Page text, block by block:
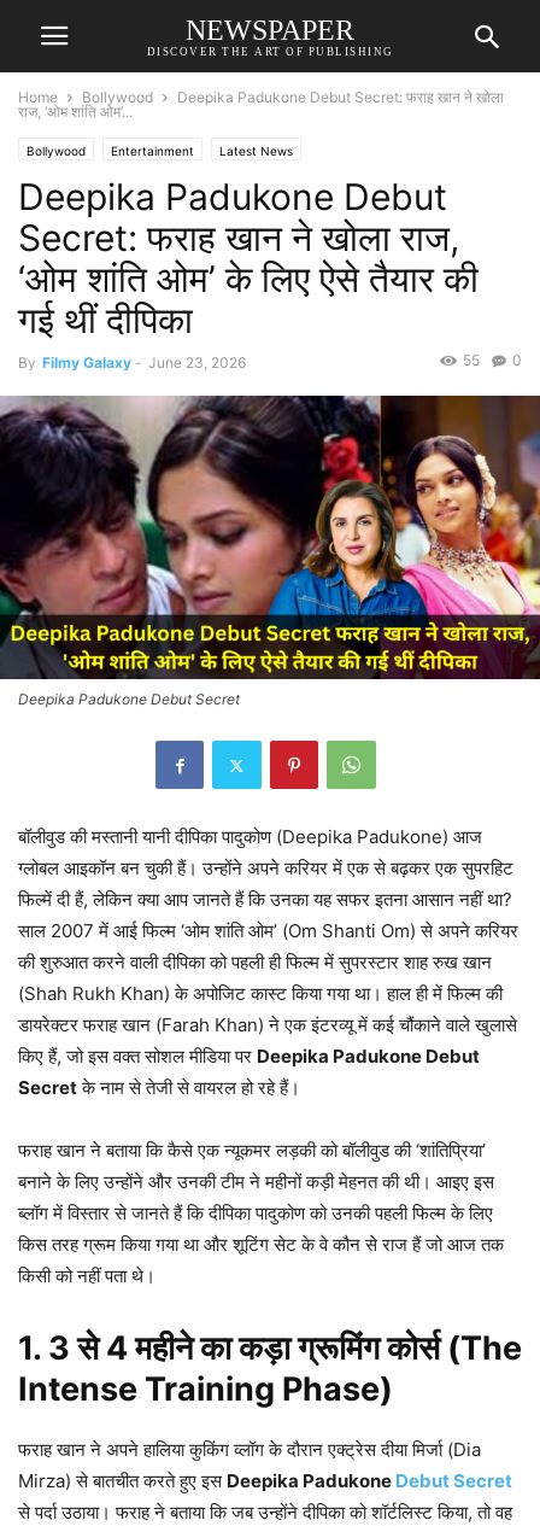
NEWSPAPER
DISCOVER THE ART OF PUBLISHING
Home Bollywood
Deepika Padukone Debut Secret: फराह खान ने खोला
राज, ‘ओम शांति ओम’...
Bollywood Entertainment Latest News
Deepika Padukone Debut
Secret: फराह खान ने खोला राज,
‘ओम शांति ओम’ के लिए ऐसे तैयार की
गई थीं दीपिका
By Filmy Galaxy - June 23, 2026 0
55
Deepika Padukone Debut Secret
बॉलीवुड की मस्तानी यानी दीपिका पादुकोण (Deepika Padukone) आज
ग्लोबल आइकॉन बन चुकी हैं। उन्होंने अपने करियर में एक से बढ़कर एक सुपरहिट
फिल्में दी हैं, लेकिन क्या आप जानते हैं कि उनका यह सफर इतना आसान नहीं था?
साल 2007 में आई फिल्म ‘ओम शांति ओम’ (Om Shanti Om) से अपने करियर
की शुरुआत करने वाली दीपिका को पहली ही फिल्म में सुपरस्टार शाह रुख खान
(Shah Rukh Khan) के अपोजिट कास्ट किया गया था। हाल ही में फिल्म की
डायरेक्टर फराह खान (Farah Khan) ने एक इंटरव्यू में कई चौंकाने वाले खुलासे
किए हैं, जो इस वक्त सोशल मीडिया पर Deepika Padukone Debut
Secretके नाम से तेजी से वायरल हो रहे हैं।
फराह खान ने बताया कि कैसे एक न्यूकमर लड़की को बॉलीवुड की ‘शांतिप्रिया’
बनाने के लिए उन्होंने और उनकी टीम ने महीनों कड़ी मेहनत की थी। आइए इस
ब्लॉग में विस्तार से जानते हैं कि दीपिका पादुकोण को उनकी पहली फिल्म के लिए
किस तरह ग्रूम किया गया था और शूटिंग सेट के वे कौन से राज हैं जो आज तक
किसी को नहीं पता थे।
1. 3 से 4 महीने का कड़ा ग्रूमिंग कोर्स (The
Intense Training Phase)
फराह खान ने अपने हालिया कुकिंग व्लॉग के दौरान एक्ट्रेस दीया मिर्जा (Dia
Mirza) से बातचीत करते हुए इस Deepika Padukone Debut Secret
से पर्दा उठाया। फराह ने बताया कि जब उन्होंने दीपिका को शॉर्टलिस्ट किया, तो वह